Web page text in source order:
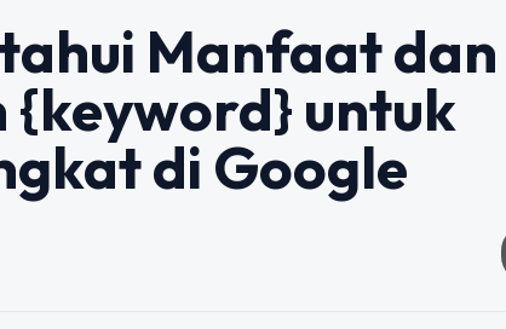
Manfaat dan
{keyword} untuk
di Google